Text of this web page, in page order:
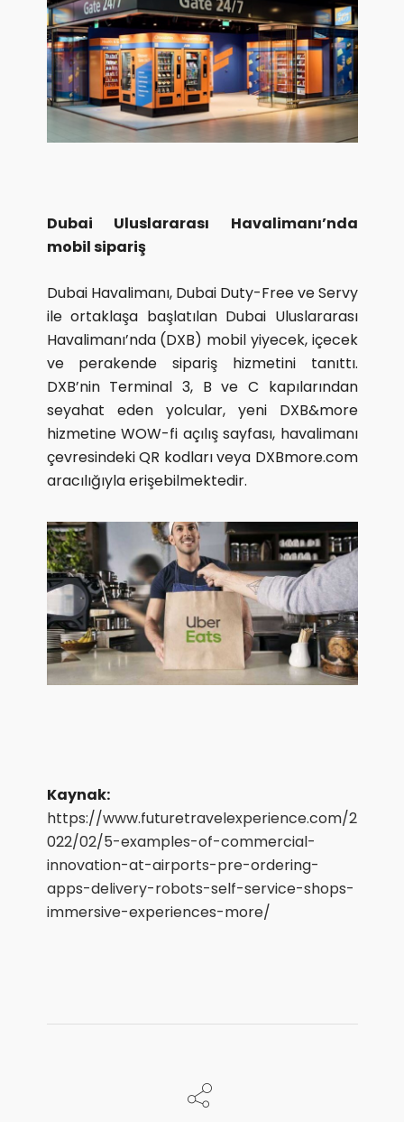
Dubai Uluslararası Havalimanı’nda
mobil sipariş
Dubai Havalimanı, Dubai Duty-Free ve Servy
ile ortaklaşa başlatılan Dubai Uluslararası
Havalimanı’nda (DXB) mobil yiyecek, içecek
ve perakende sipariş hizmetini tanıttı.
DXB’nin Terminal 3, B ve C kapılarından
seyahat eden yolcular, yeni DXB&more
hizmetine WOW-fi açılış sayfası, havalimanı
çevresindeki QR kodları veya DXBmore.com
aracılığıyla erişebilmektedir.
Kaynak:
https://www.futuretravelexperience.com/2
022/02/5-examples-of-commercial-
innovation-at-airports-pre-ordering-
apps-delivery-robots-self-service-shops-
immersive-experiences-more/